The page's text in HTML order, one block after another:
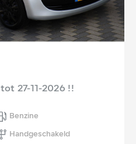
27-11-2026 !!
Benzine
Handgeschakeld